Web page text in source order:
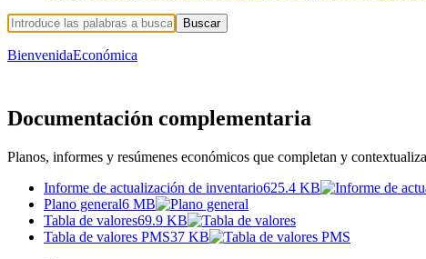
Buscar
BienvenidaEconómica
Documentación complementaria
Planos, informes y resúmenes económicos que completan y
Informe de actualización de inventario625.4 KB
Plano general6 MB
Tabla de valores69.9 KB
Tabla de valores PMS37 KB